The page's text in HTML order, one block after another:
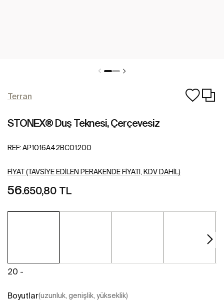
Terran
STONEX® Duş Teknesi, Çerçevesiz
REF: AP1016A42BC01200
FIYAT (TAVSIYE EDILEN PERAKENDE FIYATI, KDV DAHIL)
56.650,80 TL
20 -
Boyutlar(uzunluk, genişlik, yükseklik)